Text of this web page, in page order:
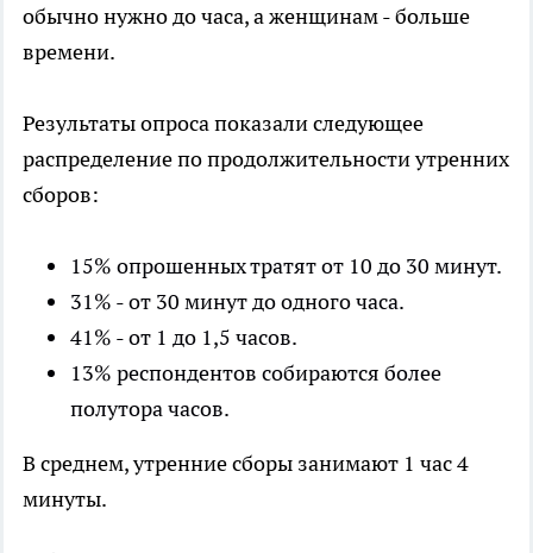
обычно нужно до часа, а женщинам - больше
времени.
Результаты опроса показали следующее
распределение по продолжительности утренних
сборов:
15% опрошенных тратят от 10 до 30 минут.
31% - от 30 минут до одного часа.
41% - от 1 до 1,5 часов.
13% респондентов собираются более
полутора часов.
В среднем, утренние сборы занимают 1 час 4
минуты.